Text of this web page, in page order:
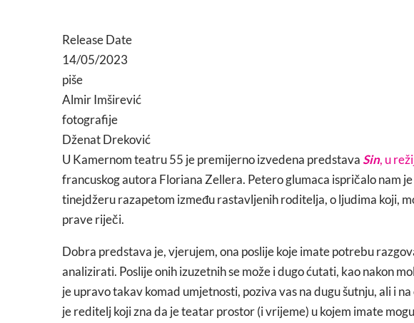
Release Date
14/05/2023
piše
Almir Imširević
fotografije
Dženat Dreković
U Kamernom teatru 55 je premijerno izvedena predstavaSin, u
francuskog autora Floriana Zellera. Petero glumaca ispričalo nam
tinejdžeru razapetom između rastavljenih roditelja, o ljudima koji,
prave riječi.
Dobra predstava je, vjerujem, ona poslije koje imate potrebu
analizirati. Poslije onih izuzetnih se može i dugo ćutati, kao nakon
je upravo takav komad umjetnosti, poziva vas na dugu šutnju, ali i
je reditelj koji zna da je teatar prostor (i vrijeme) u kojem imate